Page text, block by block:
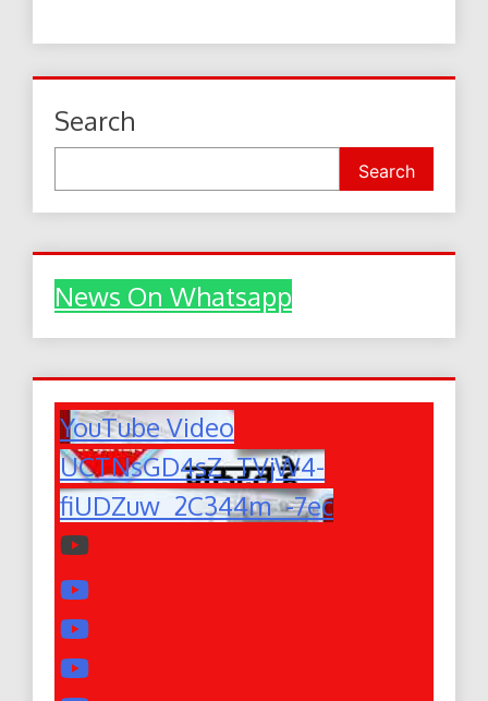
Search
Search
News On Whatsapp
YouTube Video
UCTNsGD4sZ_TVjW4-
fiUDZuw_2C344m_-7ec